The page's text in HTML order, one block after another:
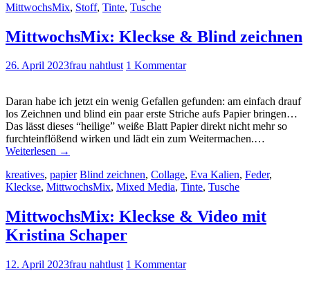
MittwochsMix, Stoff, Tinte, Tusche
MittwochsMix: Kleckse & Blind zeichnen
26. April 2023frau nahtlust 1 Kommentar
Daran habe ich jetzt ein wenig Gefallen gefunden: am einfach drauf
los Zeichnen und blind ein paar erste Striche aufs Papier bringen…
Das lässt dieses “heilige” weiße Blatt Papier direkt nicht mehr so
furchteinflößend wirken und lädt ein zum Weitermachen.…
Weiterlesen →
kreatives, papier Blind zeichnen, Collage, Eva Kalien, Feder,
Kleckse, MittwochsMix, Mixed Media, Tinte, Tusche
MittwochsMix: Kleckse & Video mit
Kristina Schaper
12. April 2023frau nahtlust 1 Kommentar